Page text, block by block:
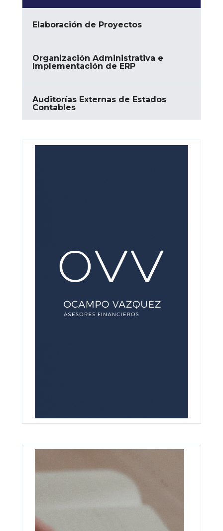
Elaboración de Proyectos
Organización Administrativa e
Implementación de ERP
Auditorías Externas de Estados
Contables